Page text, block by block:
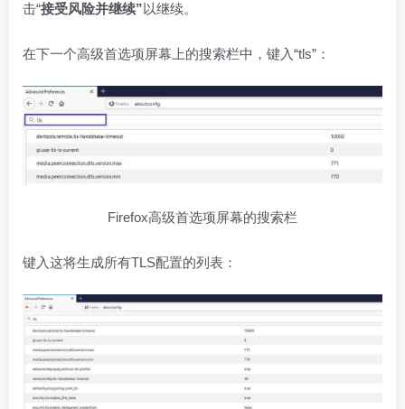
击“接受风险并继续”以继续。
在下一个高级首选项屏幕上的搜索栏中，键入“tls”：
Firefox高级首选项屏幕的搜索栏
键入这将生成所有TLS配置的列表：